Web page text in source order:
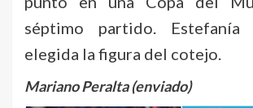
séptimo partido.
elegida la figura del cotejo.
Mariano Peralta (enviado)